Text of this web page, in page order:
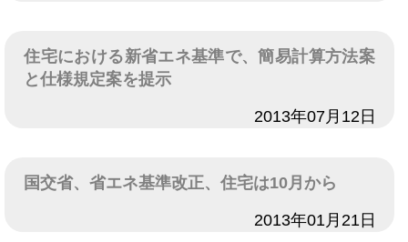
住宅における新省エネ基準で、簡易計算方法案
と仕様規定案を提示
2013年07月12日
国交省、省エネ基準改正、住宅は10月から
2013年01月21日